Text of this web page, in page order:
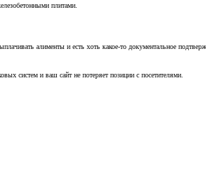
плитами.
алименты и есть хоть какое-то документальное
систем и ваш сайт не потеряет позиции с посетителями.